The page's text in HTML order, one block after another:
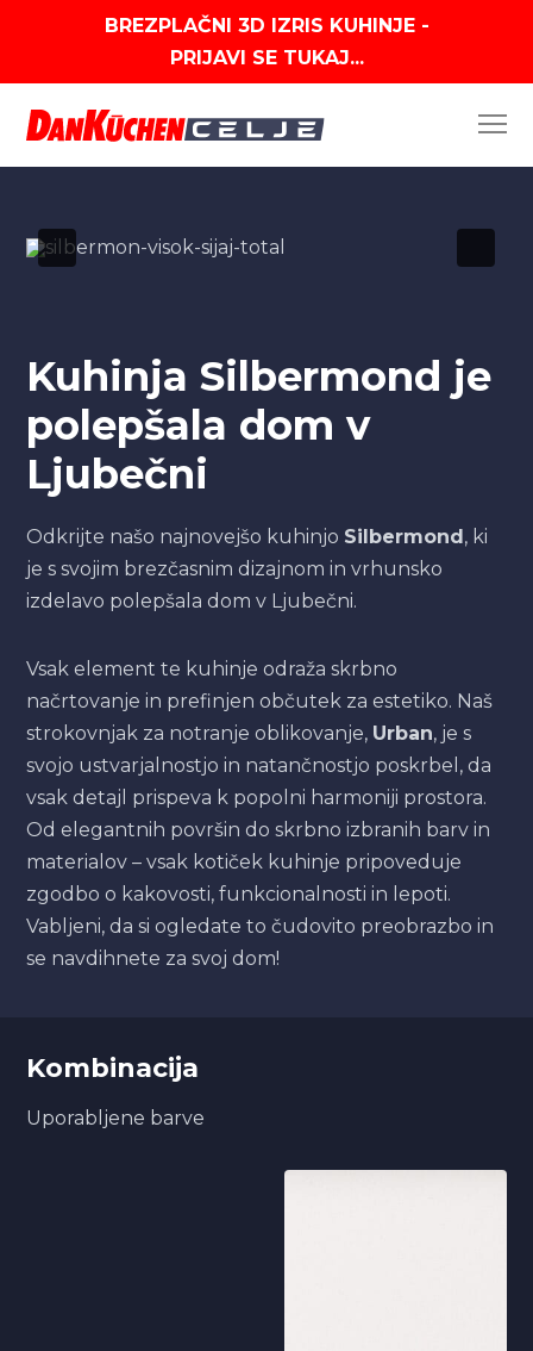
Kuhinja Silbermond je
polepšala dom v
Ljubečni
Odkrijte našo najnovejšo kuhinjo Silbermond, ki
je s svojim brezčasnim dizajnom in vrhunsko
izdelavo polepšala dom v Ljubečni.
Vsak element te kuhinje odraža skrbno
načrtovanje in prefinjen občutek za estetiko. Naš
strokovnjak za notranje oblikovanje, Urban, je s
svojo ustvarjalnostjo in natančnostjo poskrbel, da
vsak detajl prispeva k popolni harmoniji prostora.
Od elegantnih površin do skrbno izbranih barv in
materialov – vsak kotiček kuhinje pripoveduje
zgodbo o kakovosti, funkcionalnosti in lepoti.
Vabljeni, da si ogledate to čudovito preobrazbo in
se navdihnete za svoj dom!
Kombinacija
Uporabljene barve
BREZPLAČNI 3D IZRIS KUHINJE -
PRIJAVI SE TUKAJ...